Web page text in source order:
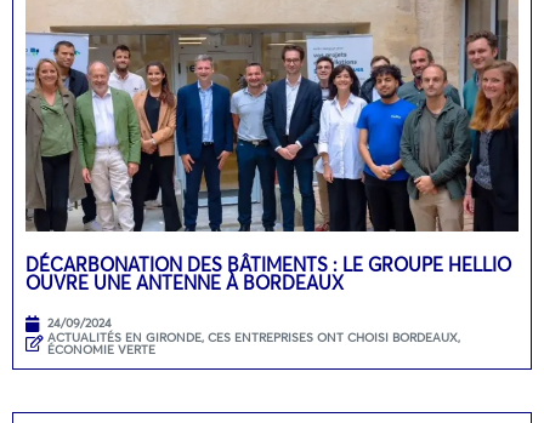
DÉCARBONATION DES BÂTIMENTS : LE GROUPE HELLIO
OUVRE UNE ANTENNE À BORDEAUX
24/09/2024
ACTUALITÉS EN GIRONDE, CES ENTREPRISES ONT CHOISI BORDEAUX,
ÉCONOMIE VERTE